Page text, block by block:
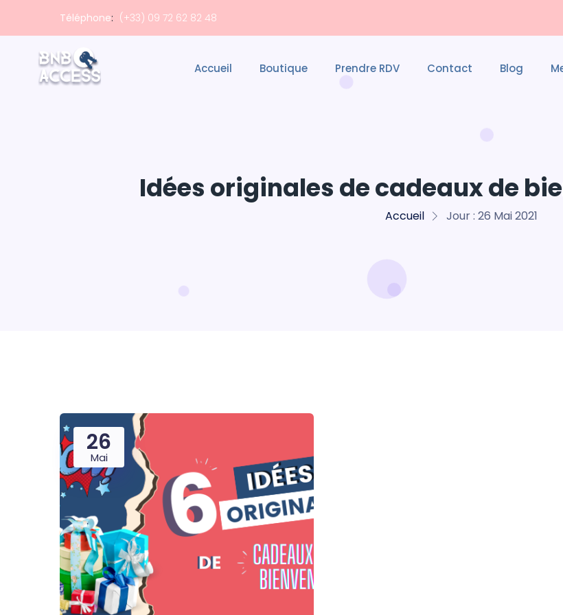
Téléphone: (+33) 09 72 62 82 48
Accueil Boutique Prendre RDV Contact Blog
Idées originales de cadeaux de
Accueil Jour : 26 Mai 2021
26
Mai